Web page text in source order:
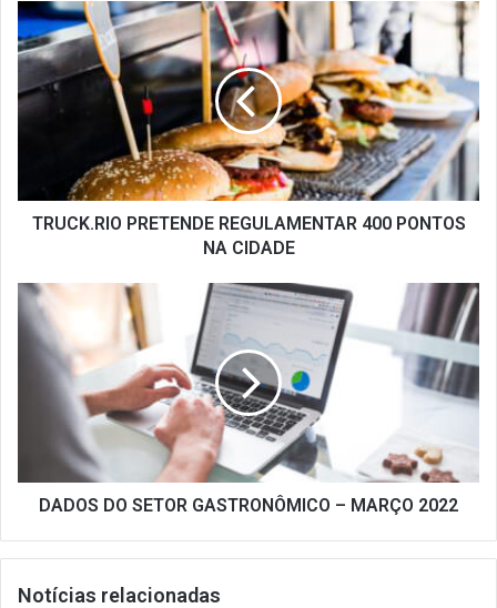
TRUCK.RIO
PRETENDE
REGULAMENTAR
PONTOS
TRUCK.RIO PRETENDE REGULAMENTAR 400 PONTOS
NA CIDADE
DADOS
DO
SETOR
GASTRONÔMICO
DADOS DO SETOR GASTRONÔMICO – MARÇO 2022
Notícias relacionadas